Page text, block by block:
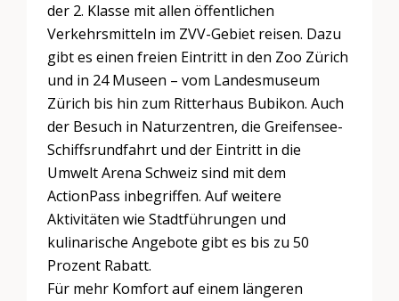
der 2. Klasse mit allen öffentlichen
Verkehrsmitteln im ZVV-Gebiet reisen. Dazu
gibt es einen freien Eintritt in den Zoo Zürich
und in 24 Museen – vom Landesmuseum
Zürich bis hin zum Ritterhaus Bubikon. Auch
der Besuch in Naturzentren, die Greifensee-
Schiffsrundfahrt und der Eintritt in die
Umwelt Arena Schweiz sind mit dem
ActionPass inbegriffen. Auf weitere
Aktivitäten wie Stadtführungen und
kulinarische Angebote gibt es bis zu 50
Prozent Rabatt.
Für mehr Komfort auf einem längeren